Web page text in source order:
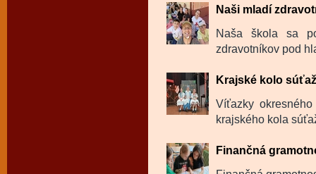
Naši mladí
Naša škola sa
zdravotníkov pod
Krajské kolo
Víťazky
krajského kola
Finančná